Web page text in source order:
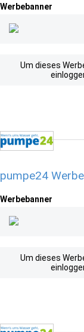
Werbebanner
Um dieses
pumpe24
Werbebanner
Um dieses